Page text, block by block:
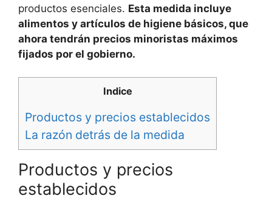
productos esenciales. Esta medida incluye
alimentos y artículos de higiene básicos, que
ahora tendrán precios minoristas máximos
fijados por el gobierno.
Indice
Productos y precios establecidos
La razón detrás de la medida
Productos y precios
establecidos